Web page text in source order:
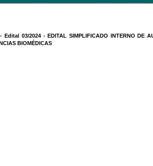
03/2024 - EDITAL SIMPLIFICADO INTERNO DE
BIOMÉDICAS